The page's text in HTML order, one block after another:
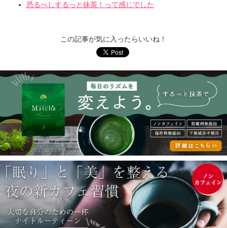
恐るべしするっと抹茶！って感じでした